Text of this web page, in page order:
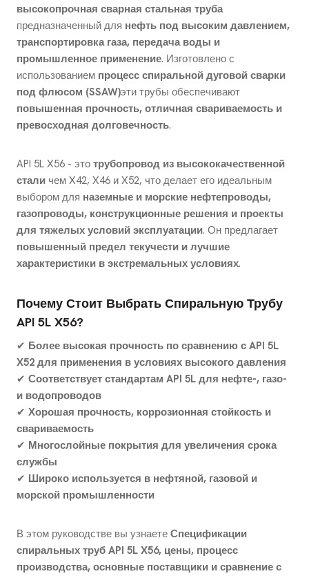
высокопрочная сварная стальная труба
предназначенный для нефть под высоким давлением,
транспортировка газа, передача воды и
промышленное применение. Изготовлено с
использованием процесс спиральной дуговой сварки
под флюсом (SSAW)эти трубы обеспечивают
повышенная прочность, отличная свариваемость и
превосходная долговечность.
API 5L X56 - это трубопровод из высококачественной
стали чем X42, X46 и X52, что делает его идеальным
выбором для наземные и морские нефтепроводы,
газопроводы, конструкционные решения и проекты
для тяжелых условий эксплуатации. Он предлагает
повышенный предел текучести и лучшие
характеристики в экстремальных условиях.
Почему Стоит Выбрать Спиральную Трубу
API 5L X56?
✔ Более высокая прочность по сравнению с API 5L
X52 для применения в условиях высокого давления
✔ Соответствует стандартам API 5L для нефте-, газо-
и водопроводов
✔ Хорошая прочность, коррозионная стойкость и
свариваемость
✔ Многослойные покрытия для увеличения срока
службы
✔ Широко используется в нефтяной, газовой и
морской промышленности
В этом руководстве вы узнаете Спецификации
спиральных труб API 5L X56, цены, процесс
производства, основные поставщики и сравнение с